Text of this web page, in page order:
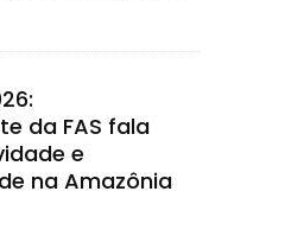
da FAS fala
e
na Amazônia